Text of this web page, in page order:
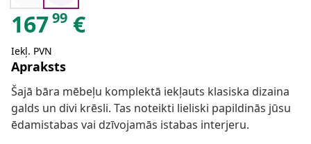
16799 €
Iekļ. PVN
Apraksts
Šajā bāra mēbeļu komplektā iekļauts klasiska dizaina
galds un divi krēsli. Tas noteikti lieliski papildinās jūsu
ēdamistabas vai dzīvojamās istabas interjeru.